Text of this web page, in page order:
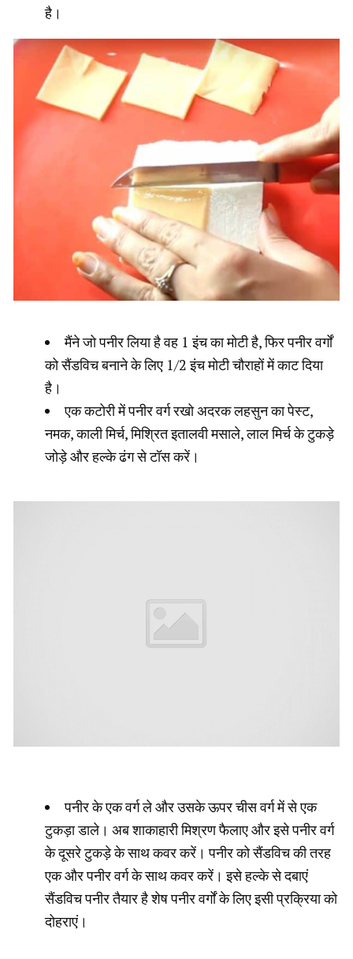
है।
मैंने जो पनीर लिया है वह 1 इंच का मोटी है, फिर पनीर वर्गों
को सैंडविच बनाने के लिए 1/2 इंच मोटी चौराहों में काट दिया
है।
एक कटोरी में पनीर वर्ग रखो अदरक लहसुन का पेस्ट,
नमक, काली मिर्च, मिश्रित इतालवी मसाले, लाल मिर्च के टुकड़े
जोड़े और हल्के ढंग से टॉस करें।
पनीर के एक वर्ग ले और उसके ऊपर चीस वर्ग में से एक
टुकड़ा डाले। अब शाकाहारी मिश्रण फैलाए और इसे पनीर वर्ग
के दूसरे टुकड़े के साथ कवर करें। पनीर को सैंडविच की तरह
एक और पनीर वर्ग के साथ कवर करें। इसे हल्के से दबाएं
सैंडविच पनीर तैयार है शेष पनीर वर्गों के लिए इसी प्रक्रिया को
दोहराएं।